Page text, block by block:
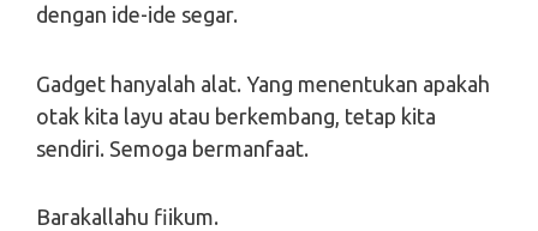
dengan ide-ide segar.
Gadget hanyalah alat. Yang menentukan apakah
otak kita layu atau berkembang, tetap kita
sendiri. Semoga bermanfaat.
Barakallahu fiikum.